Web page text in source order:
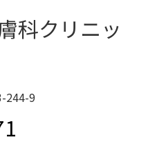
科クリニッ
244-9